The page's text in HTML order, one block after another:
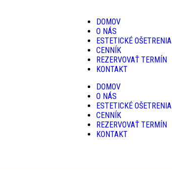
DOMOV
O NÁS
ESTETICKÉ OŠETRENIA
CENNÍK
REZERVOVAŤ TERMÍN
KONTAKT
DOMOV
O NÁS
ESTETICKÉ OŠETRENIA
CENNÍK
REZERVOVAŤ TERMÍN
KONTAKT